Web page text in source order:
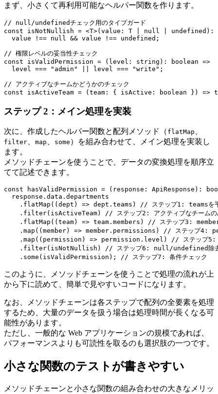
まず、小さくて再利用可能なヘルパー関数を作ります。
// null/undefinedチェック用のタイプガード
const isNotNullish = <T>(value: T | null | undefined):
  value !== null && value !== undefined;
// 権限レベルの妥当性チェック
const isValidPermission = (level: string): boolean =>
  level === "admin" || level === "write";
// アクティブなチームかどうかのチェック
const isActiveTeam = (team: { isActive: boolean }) =>
ステップ 2：メイン処理を実装
次に、作成したヘルパー関数と配列メソッド（ flatMap
filter map some ）を組み合わせて、メイン処理を実装し
ます。
メソッドチェーンを使うことで、データの変換処理を順序立
てて記述できます。
const hasValidPermission = (response: ApiResponse):
  response.data.departments
.flatMap((dept) => dept.teams) // ステップ1: teamsを
.filter(isActiveTeam) // ステップ2: アクティブなチームの
.flatMap((team) => team.members) // ステップ3:
.map((member) => member.permissions) // ステップ4:
.map((permission) => permission.level) // ステップ5:
.filter(isNotNullish) // ステップ6: null/undefined除
    .some(isValidPermission); // ステップ7: 条件チェック
このように、メソッドチェーンを使うことで処理の流れが上
から下に読めて、簡単で見やすいコードになります。
なお、メソッドチェーンは各ステップで配列の全要素を処理
するため、大量のデータを扱う場合は処理時間が長くなる可
能性があります。
ただし、一般的な Web アプリケーションの規模であれば、
パフォーマンスよりも可読性を取るのも選択肢の一つです。
小さな関数のテストが書きやすい
メソッドチェーンと小さな関数の組み合わせの大きなメリッ